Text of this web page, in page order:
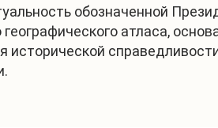
обозначенной
атласа,
исторической